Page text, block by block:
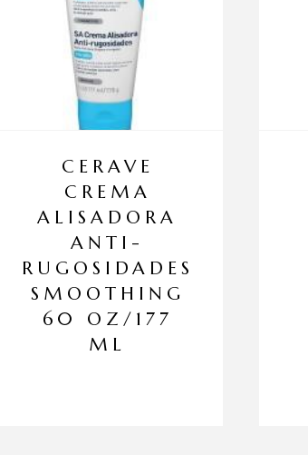
CERAVE
CREMA
ALISADORA
ANTI-
RUGOSIDADES
SMOOTHING
60 OZ/177
ML